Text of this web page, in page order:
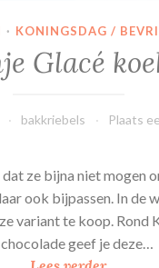
· KONINGSDAG /
Glacé
bakkriebels Plaats
ze bijna niet mogen
ook bijpassen. In de
variant te koop. Rond
geef je deze…
O